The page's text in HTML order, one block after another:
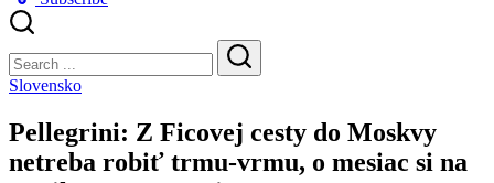
Search
Search
Slovensko
Pellegrini: Z Ficovej cesty do Moskvy
netreba robiť trmu-vrmu, o mesiac si na